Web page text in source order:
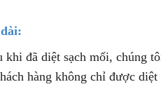
đã diệt sạch mối, chúng
hàng không chỉ được